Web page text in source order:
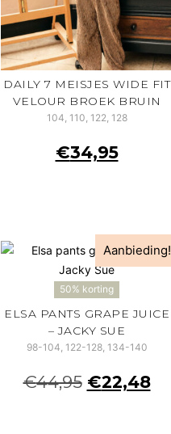
DAILY 7 MEISJES WIDE FIT
VELOUR BROEK BRUIN
104, 110, 122, 128
€34,95
Aanbieding!
50% korting
ELSA PANTS GRAPE JUICE
– JACKY SUE
98-104, 122-128, 134-140
€44,95 €22,48